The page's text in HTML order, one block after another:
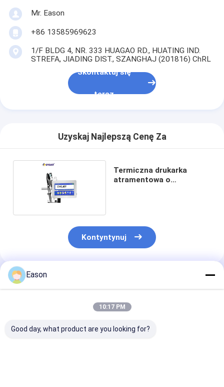
Mr. Eason
+86 13585969623
1/F BLDG 4, NR. 333 HUAGAO RD., HUATING IND.
STREFA, JIADING DIST., SZANGHAJ (201816) ChRL
Skontaktuj się
teraz
Uzyskaj Najlepszą Cenę Za
Termiczna drukarka
atramentowa o
Kontyntynuj
Polecane Produkty
Eason
10:17 PM
Good day, what product are you looking for?